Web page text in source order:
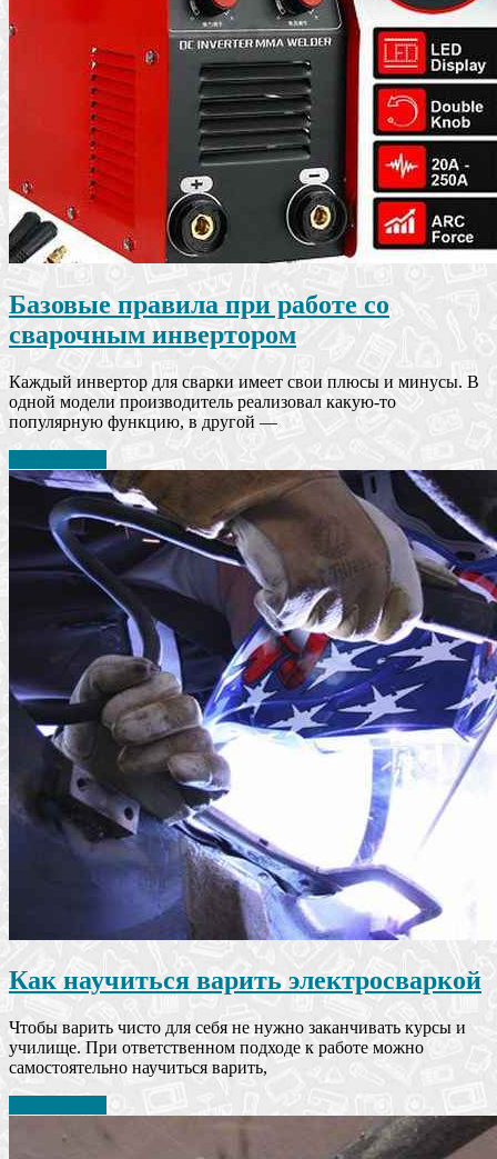
Базовые правила при работе со
сварочным инвертором
Каждый инвертор для сварки имеет свои плюсы и минусы. В
одной модели производитель реализовал какую-то
популярную функцию, в другой —
Как научиться варить электросваркой
Чтобы варить чисто для себя не нужно заканчивать курсы и
училище. При ответственном подходе к работе можно
самостоятельно научиться варить,